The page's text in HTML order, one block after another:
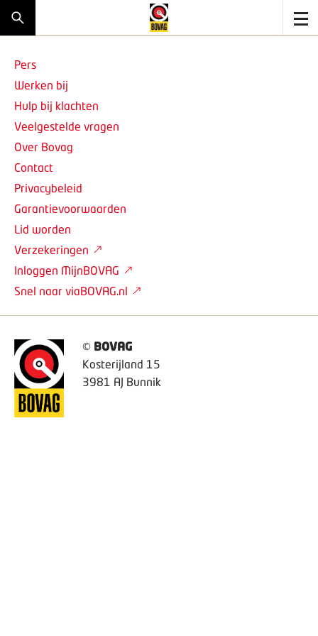
© BOVAG
Kosterijland 15
3981 AJ Bunnik
Pers
Werken bij
Hulp bij klachten
Veelgestelde vragen
Over Bovag
Contact
Privacybeleid
Garantievoorwaarden
Lid worden
Verzekeringen
Inloggen MijnBOVAG
Snel naar viaBOVAG.nl